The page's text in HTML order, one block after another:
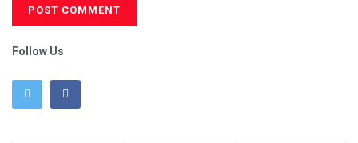
Follow Us